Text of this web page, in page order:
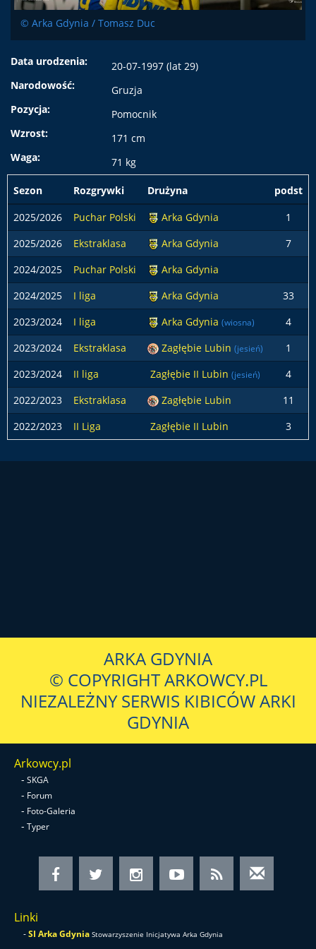
© Arka Gdynia / Tomasz Duc
Data urodzenia:
20-07-1997 (lat 29)
Narodowość:
Gruzja
Pozycja:
Pomocnik
Wzrost:
171 cm
Waga:
71 kg
Sezon Rozgrywki Drużyna podst
2025/2026
Puchar Polski Arka Gdynia
1
2025/2026
Ekstraklasa Arka Gdynia
7
2024/2025
Puchar Polski
Arka Gdynia
2024/2025
I liga Arka Gdynia
33
2023/2024
I liga Arka Gdynia (wiosna)
4
2023/2024
Ekstraklasa Zagłębie Lubin (jesień)
1
2023/2024
II liga Zagłębie II Lubin (jesień)
4
2022/2023
Ekstraklasa Zagłębie Lubin
11
2022/2023
II Liga Zagłębie II Lubin 3
ARKA GDYNIA
© COPYRIGHT ARKOWCY.PL
NIEZALEŻNY SERWIS KIBICÓW ARKI
GDYNIA
Arkowcy.pl
- SKGA
- Forum
- Foto-Galeria
- Typer
Linki
-SI Arka Gdynia Stowarzyszenie Inicjatywa Arka Gdynia